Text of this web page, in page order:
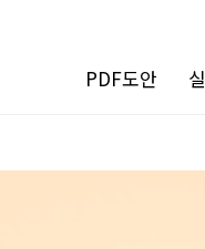
PDF도안 실